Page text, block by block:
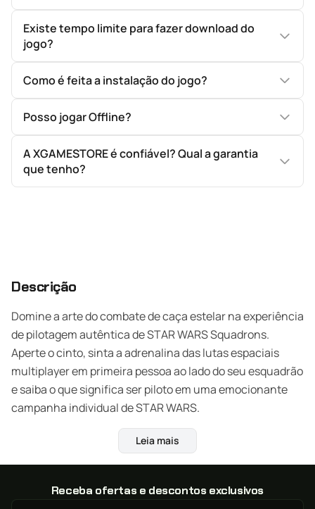
Existe tempo limite para fazer download do
jogo?
Como é feita a instalação do jogo?
Posso jogar Offline?
A XGAMESTORE é confiável? Qual a garantia
que tenho?
Descrição
Domine a arte do combate de caça estelar na experiência
de pilotagem autêntica de STAR WARS Squadrons.
Aperte o cinto, sinta a adrenalina das lutas espaciais
multiplayer em primeira pessoa ao lado do seu esquadrão
e saiba o que significa ser piloto em uma emocionante
campanha individual de STAR WARS.
Leia mais
Receba ofertas e descontos exclusivos